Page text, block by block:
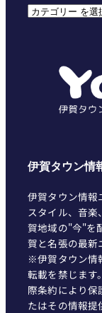
カ
伊賀タウン情
伊賀タウン情報
スタイル、音
賀地域の"今"を
賀と名張の最新
※伊賀タウン情
転載を禁じます
際条約により保
たはその情報提